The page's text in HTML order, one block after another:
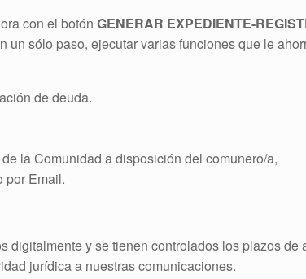
con el botón GENERAR EXPEDIENTE-
un sólo paso, ejecutar varias funciones que le
de deuda.
la Comunidad a disposición del comunero/a,
por Email.
digitalmente y se tienen controlados los plazos de
jurídica a nuestras comunicaciones.